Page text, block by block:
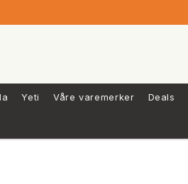
Yeti Våre varemerker Deals